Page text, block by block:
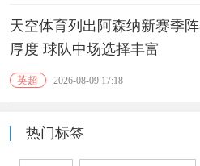
天空体育列出阿森纳新赛季
厚度 球队中场选择丰富
英超 2026-08-09 17:18
热门标签